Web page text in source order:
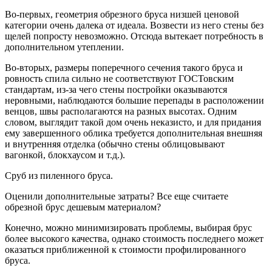
Во-первых, геометрия обрезного бруса низшей ценовой
категории очень далека от идеала. Возвести из него стены без
щелей попросту невозможно. Отсюда вытекает потребность в
дополнительном утеплении.
Во-вторых, размеры поперечного сечения такого бруса и
ровность спила сильно не соответствуют ГОСТовским
стандартам, из-за чего стены постройки оказываются
неровными, наблюдаются большие перепады в расположении
венцов, швы располагаются на разных высотах. Одним
словом, выглядит такой дом очень неказисто, и для придания
ему завершенного облика требуется дополнительная внешняя
и внутренняя отделка (обычно стены облицовывают
вагонкой, блокхаусом и т.д.).
Сруб из пиленного бруса.
Оценили дополнительные затраты? Все еще считаете
обрезной брус дешевым материалом?
Конечно, можно минимизировать проблемы, выбирая брус
более высокого качества, однако стоимость последнего может
оказаться приближенной к стоимости профилированного
бруса.